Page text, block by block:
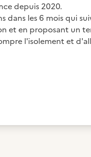
depuis 2020.
dans les 6 mois qui
et en proposant un
l'isolement et